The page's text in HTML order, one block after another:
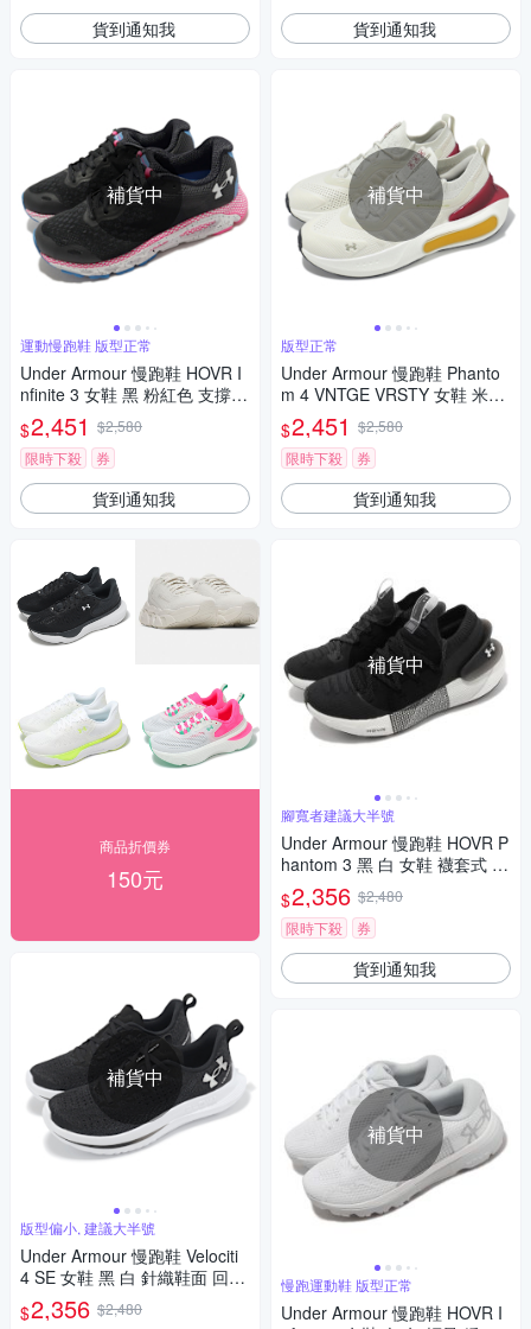
貨到通知我
補貨中
運動慢跑鞋 版型正常
Under Armour 慢跑鞋 HOVR I
nfinite 3 女鞋 黑 粉紅色 支撐
緩震 路跑 運動鞋 3023556003
$2,451 $2,580
限時下殺
券
貨到通知我
商品折價券
150元
補貨中
版型偏小, 建議大半號
Under Armour 慢跑鞋 Velociti
4 SE 女鞋 黑 白 針織鞋面 回彈
運動鞋 UA 3027586001
$2,356 $2,480
貨到通知我
補貨中
版型正常
Under Armour 慢跑鞋 Phanto
m 4 VNTGE VRSTY 女鞋 米白
紅 針織 緩震 運動鞋 UA 30278
84100
$2,451 $2,580
限時下殺
券
貨到通知我
補貨中
腳寬者建議大半號
Under Armour 慢跑鞋 HOVR P
hantom 3 黑 白 女鞋 襪套式 運
動鞋 UA 3025517001
$2,356 $2,480
限時下殺
券
貨到通知我
補貨中
慢跑運動鞋 版型正常
Under Armour 慢跑鞋 HOVR I